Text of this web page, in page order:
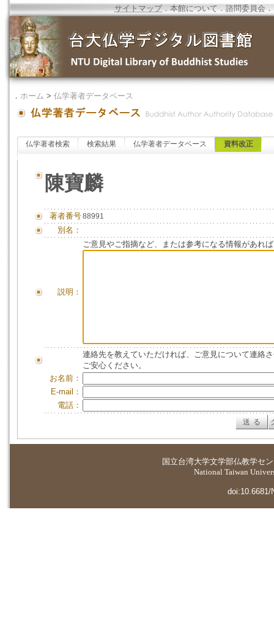
サイトマップ．本館について ．諮問委員会 ．
． ホーム > 仏学著者データベース
仏学著者検索 検索結果 仏学著者データベース 資料改正
陳寶麟
著者番号88991
別名：
説明：
ご意見やご指摘など、または参考になる情報があれ
連絡先を教えていただければ、ご意見について連絡
ご安心ください。
お名前：
E-mail：
電話：
国立台湾大学文学部仏教学セ
National Taiwan
doi:10.6681/